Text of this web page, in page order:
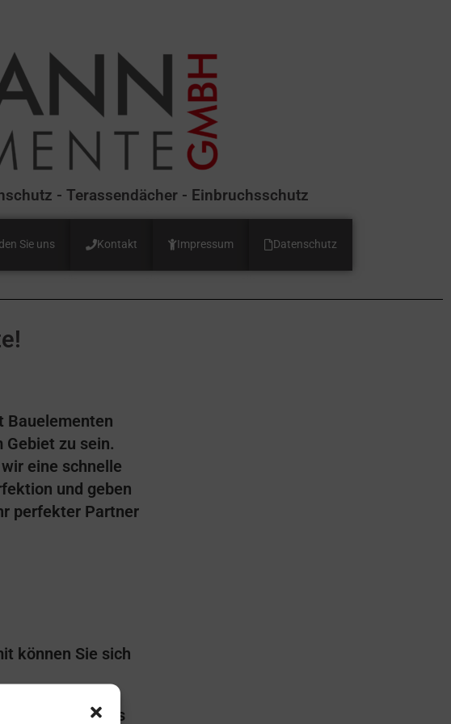
- Terassendächer - Einbruchsschutz
Sie uns Kontakt Impressum Datenschutz
Bauelementen
Gebiet zu sein.
eine schnelle
und geben
perfekter Partner
können Sie sich
stöbern und uns